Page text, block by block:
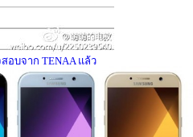
สอบจาก TENAA แล้ว